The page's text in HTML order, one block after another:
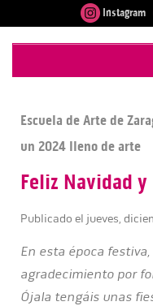
Instagram
Escuela de Arte de
un 2024 lleno de arte
Feliz Navidad
Publicado el jueves,
En esta época
agradecimiento por
Ójala tengáis unas